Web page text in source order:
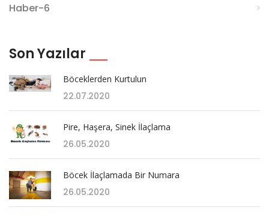
Haber-6
Son Yazılar
Böceklerden Kurtulun
22.07.2020
Pire, Haşera, Sinek İlaçlama
26.05.2020
Böcek İlaçlamada Bir Numara
26.05.2020